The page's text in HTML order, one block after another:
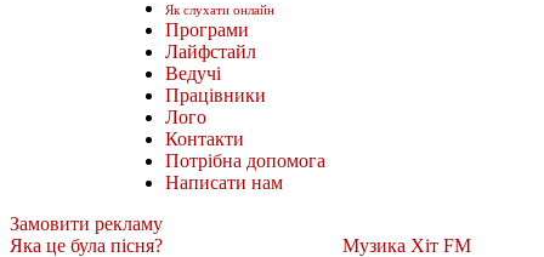
Як слухати онлайн
Програми
Лайфстайл
Ведучі
Працівники
Лого
Контакти
Потрібна допомога
Написати нам
Замовити рекламу
Яка це була пісня?
Музика Хіт FM